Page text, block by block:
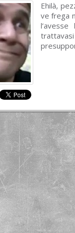
Ehilà,
ve frega
trattavasi